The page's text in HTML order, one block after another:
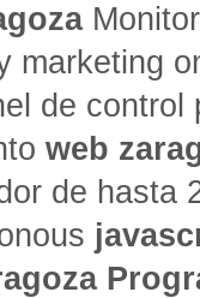
marketing
de control
web
de hasta